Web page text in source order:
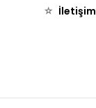
İletişim